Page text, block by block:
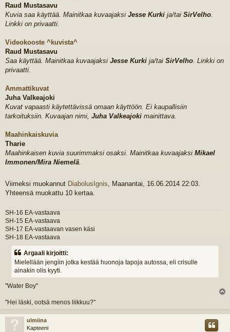
Raud Mustasavu
Kuvia saa käyttää. Mainitkaa kuvaajaksi Jesse Kurki ja/tai SirVelho
Linkki on privaatti.
Videokooste ^kuvista^
Raud Mustasavu
Saa käyttää. Mainitkaa kuvaajaksi Jesse Kurki ja/tai SirVelho . Linkki on
privaatti.
Ammattikuvat
Juha Valkeajoki
Kuvat vapaasti käytettävissä omaan käyttöön. Ei kaupallisiin
tarkoituksiin. Kuvaajan nimi, Juha Valkeajoki mainittava.
Maahinkaiskuvia
Tharie
Maahinkaisen kuvia suurimmaksi osaksi. Mainitkaa kuvaajaksi Mikael
Immonen/Mira Niemelä
Viimeksi muokannut DiabolusIgnis , Maanantai, 16.06.2014 22:03.
Yhteensä muokattu 10 kertaa.
SH-16 EA-vastaava
SH-15 EA-vastaava
SH-17 EA-vastaavan vasen käsi
SH-18 EA-vastaava
Argaali kirjoitti:
Mielellään jengiin jotka kestää huonoja tapoja autossa, eli crisulle
ainakin olis kyyti.
"Water Boy"
"Hei läski, ootsä menos liikkuu?"
s
ulmiina
Kapteeni